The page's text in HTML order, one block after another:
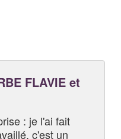
FLAVIE et
: je l'ai fait
c'est un